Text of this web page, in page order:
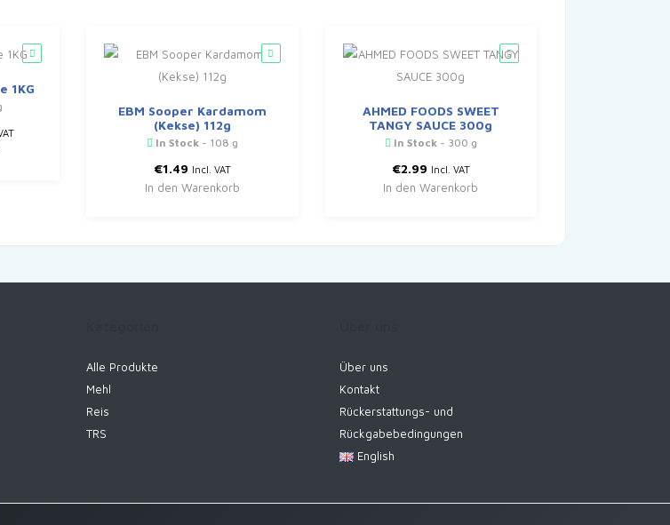
1KG
EBM Sooper Kardamom
(Kekse) 112g
In Stock- 108 g
€1.49 Incl. VAT
In den Warenkorb
AHMED FOODS SWEET
TANGY SAUCE 300g
In Stock- 300 g
€2.99 Incl. VAT
In den Warenkorb
Alle Produkte
Mehl
Reis
TRS
Über uns
Kontakt
Rückerstattungs- und
Rückgabebedingungen
English